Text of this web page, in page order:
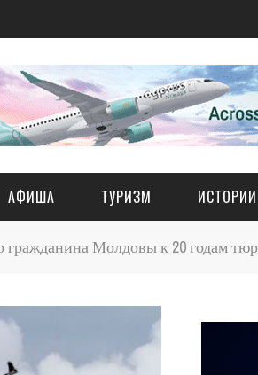
АФИША ТУРИЗМ ИСТОРИИ
гражданина Молдовы к 20 годам